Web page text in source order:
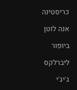
כריסטינה
אנה לוטן
ביופור
ליברלקס
ג'יג'י